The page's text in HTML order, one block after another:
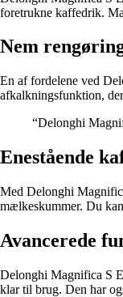
foretrukne kaffedrik.
Nem
En af fordelene ved
afkalkningsfunktion,
“Delonghi
Enestående
Med Delonghi
mælkeskummer. Du
Avancerede
Delonghi Magnifica S
klar til brug. Den har